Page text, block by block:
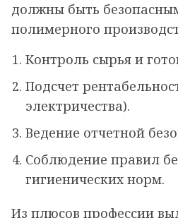
должны быть
полимерного
Контроль сырья и
Подсчет
электричества).
Ведение отчетной
Соблюдение правил
гигиенических норм.
Из плюсов профессии